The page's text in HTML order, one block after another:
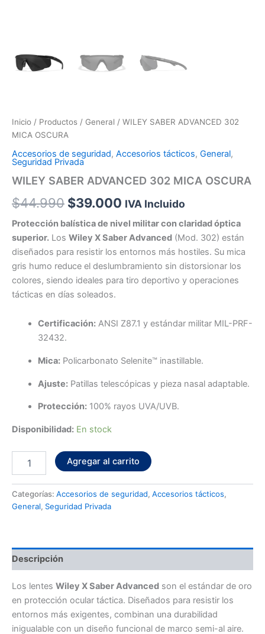
Inicio / Productos / General / WILEY SABER ADVANCED 302
MICA OSCURA
Accesorios de seguridad, Accesorios tácticos, General,
Seguridad Privada
WILEY SABER ADVANCED 302 MICA OSCURA
$44.990 $39.000 IVA Incluido
Protección balística de nivel militar con claridad óptica
superior. Los Wiley X Saber Advanced (Mod. 302) están
diseñados para resistir los entornos más hostiles. Su mica
gris humo reduce el deslumbramiento sin distorsionar los
colores, siendo ideales para tiro deportivo y operaciones
tácticas en días soleados.
Certificación:ANSI Z87.1 y estándar militar MIL-PRF-
32432.
Mica:Policarbonato Selenite™ inastillable.
Ajuste:Patillas telescópicas y pieza nasal adaptable.
Protección:100% rayos UVA/UVB.
Disponibilidad: En stock
Agregar al carrito
Categorías: Accesorios de seguridad, Accesorios tácticos,
General, Seguridad Privada
Descripción
Los lentes Wiley X Saber Advanced son el estándar de oro
en protección ocular táctica. Diseñados para resistir los
entornos más exigentes, combinan una durabilidad
inigualable con un diseño funcional de marco semi-al aire.